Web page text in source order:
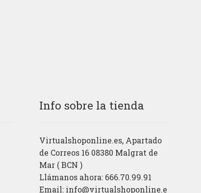
Info sobre la tienda
Virtualshoponline.es, Apartado
de Correos 16 08380 Malgrat de
Mar ( BCN )
Llámanos ahora: 666.70.99.91
Email: info@virtualshoponline.e